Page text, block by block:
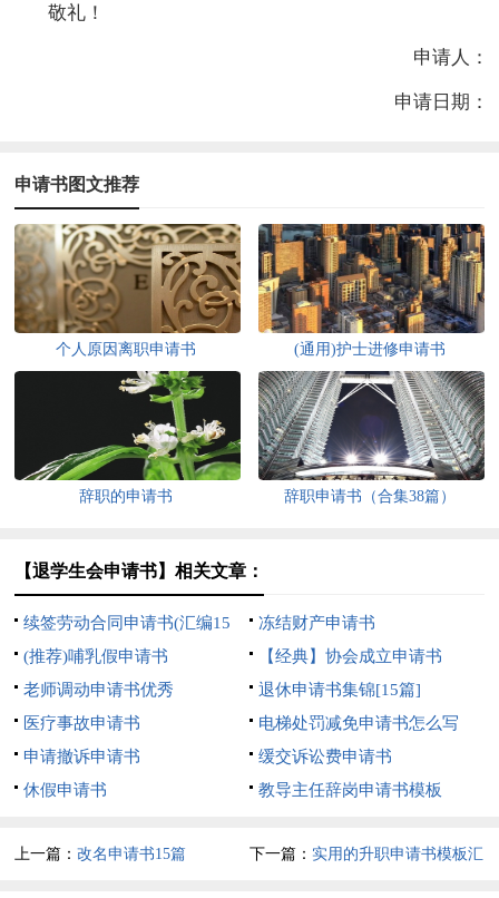
敬礼！
申请人：
申请日期：
申请书图文推荐
个人原因离职申请书 (通用)护士进修申请书
辞职的申请书 辞职申请书（合集38篇）
【退学生会申请书】相关文章：
续签劳动合同申请书(汇编15
篇)
冻结财产申请书
(推荐)哺乳假申请书
【经典】协会成立申请书
老师调动申请书优秀
退休申请书集锦[15篇]
医疗事故申请书
电梯处罚减免申请书怎么写
申请撤诉申请书
缓交诉讼费申请书
休假申请书
教导主任辞岗申请书模板
上一篇：改名申请书15篇 下一篇： 实用的升职申请书模板汇